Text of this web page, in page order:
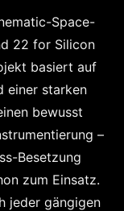
Space-
22 for Silicon
basiert auf
einer starken
bewusst
–
Besetzung
zum Einsatz.
jeder gängigen